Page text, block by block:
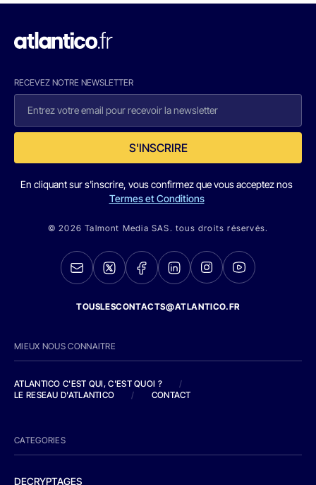
RECEVEZ NOTRE NEWSLETTER
S'INSCRIRE
En cliquant sur s'inscrire, vous confirmez que vous acceptez nos
Termes et Conditions
© 2026 Talmont Media SAS. tous droits réservés.
TOUSLESCONTACTS@ATLANTICO.FR
MIEUX NOUS CONNAITRE
ATLANTICO C'EST QUI, C'EST QUOI ?
/
LE RESEAU D'ATLANTICO
/ CONTACT
CATEGORIES
DECRYPTAGES